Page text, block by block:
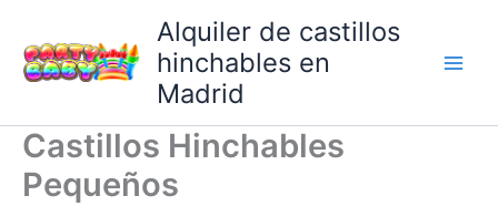
contenido
Alquiler de castillos
hinchables en
Madrid
Castillos Hinchables
Pequeños